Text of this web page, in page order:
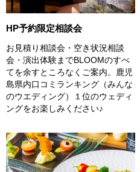
HP予約限定相談会
お見積り相談会・空き状況相談
会・演出体験までBLOOMのすべ
てを余すところなくご案内。鹿児
島県内口コミランキング（みんな
のウエディング）１位のウェディ
ングをお楽しみください♪